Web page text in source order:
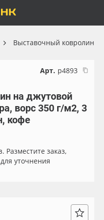
Выставочный ковролин
Арт. р4893
на джутовой
ворс 350 г/м2, 3
кофе
Разместите заказ,
уточнения